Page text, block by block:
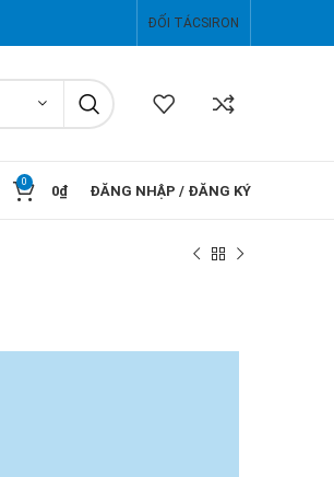
ĐỐI TÁCSIRON
0
0₫ ĐĂNG NHẬP / ĐĂNG KÝ